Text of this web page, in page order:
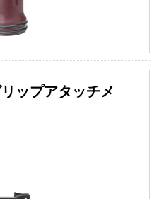
ップアタッチメ